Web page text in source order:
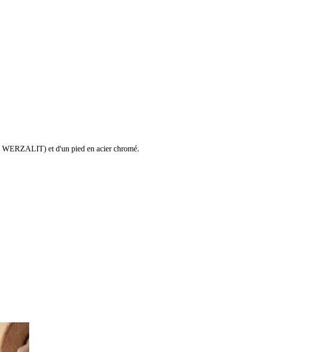
WERZALIT) et d'un pied en acier chromé.